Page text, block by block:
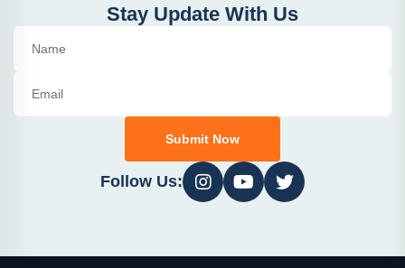
Stay Update With Us
Submit Now
Follow Us: